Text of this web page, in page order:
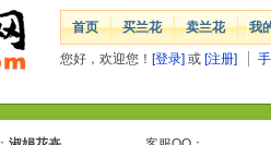
首页 买兰花 卖兰花 我
您好，欢迎您！ [登录] 或 [注册]